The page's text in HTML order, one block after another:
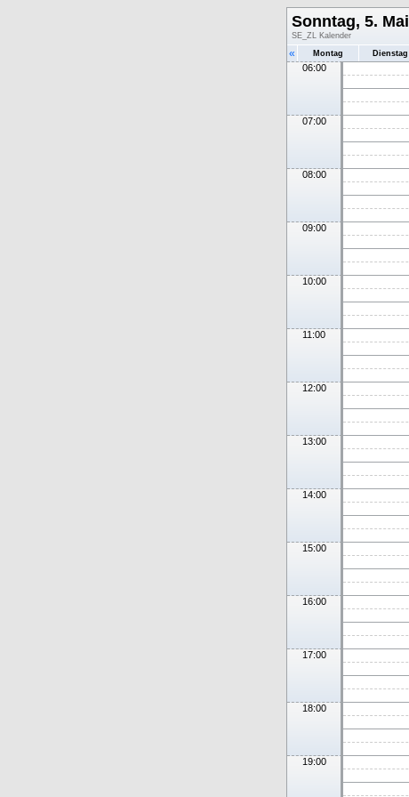
Sonntag, 5. Mai
SE_ZL Kalender
« Montag Dienstag
06:00
07:00
08:00
09:00
10:00
11:00
12:00
13:00
14:00
15:00
16:00
17:00
18:00
19:00